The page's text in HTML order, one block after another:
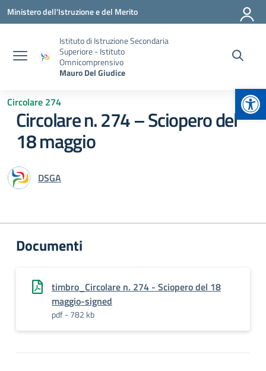
Vai ai contenuti
Vai al menu di navigazione
Vai al footer
Ministero dell'Istruzione e del Merito
Istituto di Istruzione Secondaria
Superiore - Istituto
Omnicomprensivo
Mauro Del Giudice
Circolare 274
Circolare n. 274 – Sciopero del
18 maggio
DSGA
Documenti
timbro_Circolare n. 274 - Sciopero del 18
maggio-signed
pdf - 782 kb